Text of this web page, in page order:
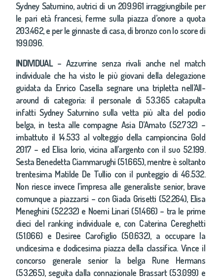
Sydney Saturnino, autrici di un 209.961 irraggiungibile per
le pari età francesi, ferme sulla piazza d’onore a quota
203.462, e per le ginnaste di casa, di bronzo con lo score di
199.096.
INDIVIDUAL– Azzurrine senza rivali anche nel match
individuale che ha visto le più giovani della delegazione
guidata da Enrico Casella segnare una tripletta nell’All-
around di categoria: il personale di 53.365 catapulta
infatti Sydney Saturnino sulla vetta più alta del podio
belga, in testa alle compagne Asia D’Amato (52.732) –
imbattuto il 14.533 al volteggio della campioncina Gold
2017 – ed Elisa Iorio, vicina all’argento con il suo 52.199.
Sesta Benedetta Ciammarughi (51.665), mentre è soltanto
trentesima Matilde De Tullio con il punteggio di 46.532.
Non riesce invece l’impresa alle generaliste senior, brave
comunque a piazzarsi – con Giada Grisetti (52.264), Elisa
Meneghini (52.232) e Noemi Linari (51.466) – tra le prime
dieci del ranking individuale e, con Caterina Cereghetti
(51.066) e Desiree Carofiglio (50.632), a occupare la
undicesima e dodicesima piazza della classifica. Vince il
concorso generale senior la belga Rune Hermans
(53.265), seguita dalla connazionale Brassart (53.099) e